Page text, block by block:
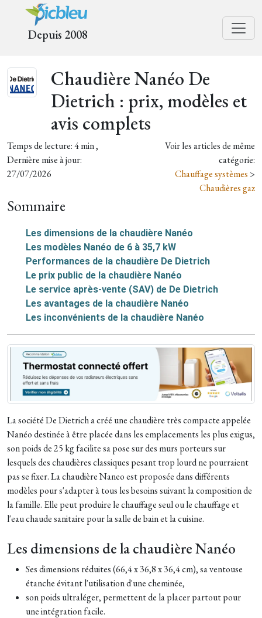
Depuis 2008
Chaudière Nanéo De
Dietrich : prix, modèles et
avis complets
Temps de lecture: 4 min ,
Dernière mise à jour:
27/07/2026
Voir les articles de même
catégorie:
Chauffage systèmes >
Chaudières gaz
Sommaire
Les dimensions de la chaudière Nanéo
Les modèles Nanéo de 6 à 35,7 kW
Performances de la chaudière De Dietrich
Le prix public de la chaudière Nanéo
Le service après-vente (SAV) de De Dietrich
Les avantages de la chaudière Nanéo
Les inconvénients de la chaudière Nanéo
La société De Dietrich a créé une chaudière très compacte appelée
Nanéo destinée à être placée dans les emplacements les plus exigus,
son poids de 25 kg facilite sa pose sur des murs porteurs sur
lesquels des chaudières classiques pesant trop lourd ne pourraient
pas se fixer. La chaudière Naneo est proposée dans différents
modèles pour s'adapter à tous les besoins suivant la composition de
la famille. Elle peut produire le chauffage seul ou le chauffage et
l'eau chaude sanitaire pour la salle de bain et la cuisine.
Les dimensions de la chaudière Nanéo
Ses dimensions réduites (66,4 x 36,8 x 36,4 cm), sa ventouse
étanche évitant l'utilisation d'une cheminée,
son poids ultraléger, permettent de la placer partout pour
une intégration facile.